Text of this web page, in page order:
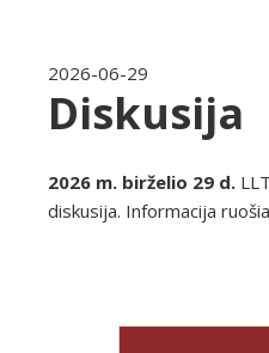
2026-06-29
Diskusija
2026 m. birželio 29 d.
diskusija. Informacija